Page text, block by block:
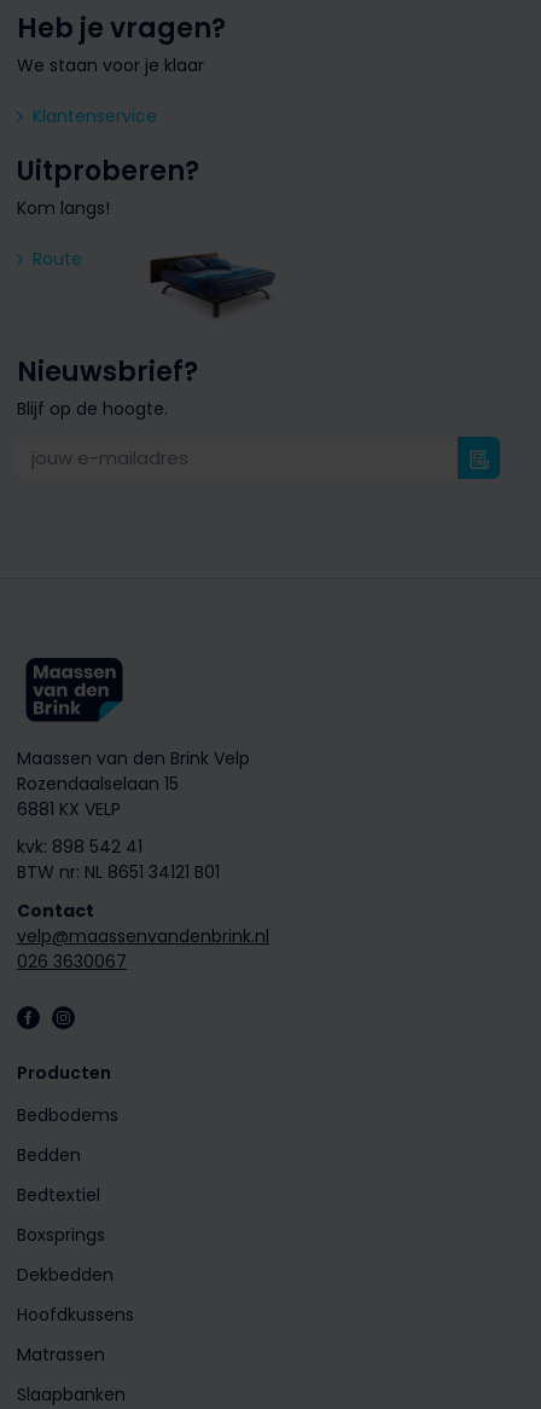
Heb je vragen?
We staan voor je klaar
Klantenservice
Uitproberen?
Kom langs!
Route
Nieuwsbrief?
Blijf op de hoogte.
jouw e-mailadres
Maassen van den Brink Velp
Rozendaalselaan 15
6881 KX VELP
kvk: 898 542 41
BTW nr: NL 8651 34121 B01
Contact
velp@maassenvandenbrink.nl
026 3630067
Producten
Bedbodems
Bedden
Bedtextiel
Boxsprings
Dekbedden
Hoofdkussens
Matrassen
Slaapbanken